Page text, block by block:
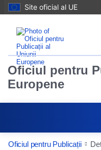
Site oficial al UE
Oficiul pentru
Europene
Oficiul pentru Publicații